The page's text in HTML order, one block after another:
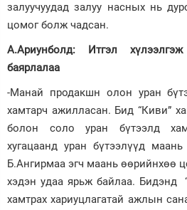
залуучуудад залуу насных нь
цомог болж чадсан.
А.Ариунболд:
Итгэл
баярлалаа
-Манай продакшн олон уран
хамтарч ажилласан. Бид “Киви”
болон соло уран бүтээлд
хугацаанд уран бүтээлүүд
Б.Ангирмаа эгч маань өөрийнхөө
хэдэн удаа ярьж байлаа. Бидэнд
хамтрах хариуцлагатай ажлын